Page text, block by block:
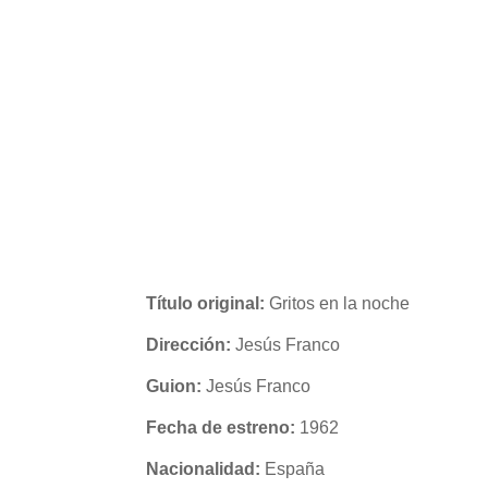
Título original:Gritos en la noche
Dirección:Jesús Franco
Guion:Jesús Franco
Fecha de estreno: 1962
Nacionalidad: España